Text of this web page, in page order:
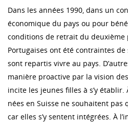
Dans les années 1990, dans un
économique du pays ou pour
conditions de retrait du
Portugaises ont été contraintes
sont repartis vivre au pays.
manière proactive par la vision
incite les jeunes filles à s’y
nées en Suisse ne souhaitent pas
car elles s’y sentent intégrées. À